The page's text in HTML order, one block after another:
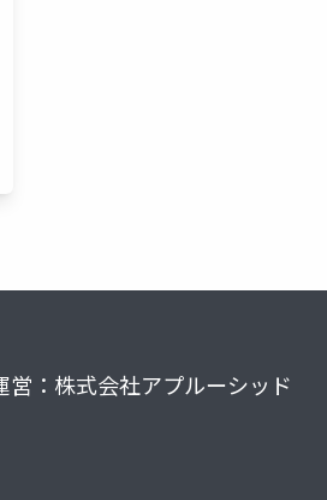
営：株式会社アプルーシッド